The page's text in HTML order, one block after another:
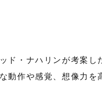
ド・ナハリンが考案し
動作や感覚、想像力を